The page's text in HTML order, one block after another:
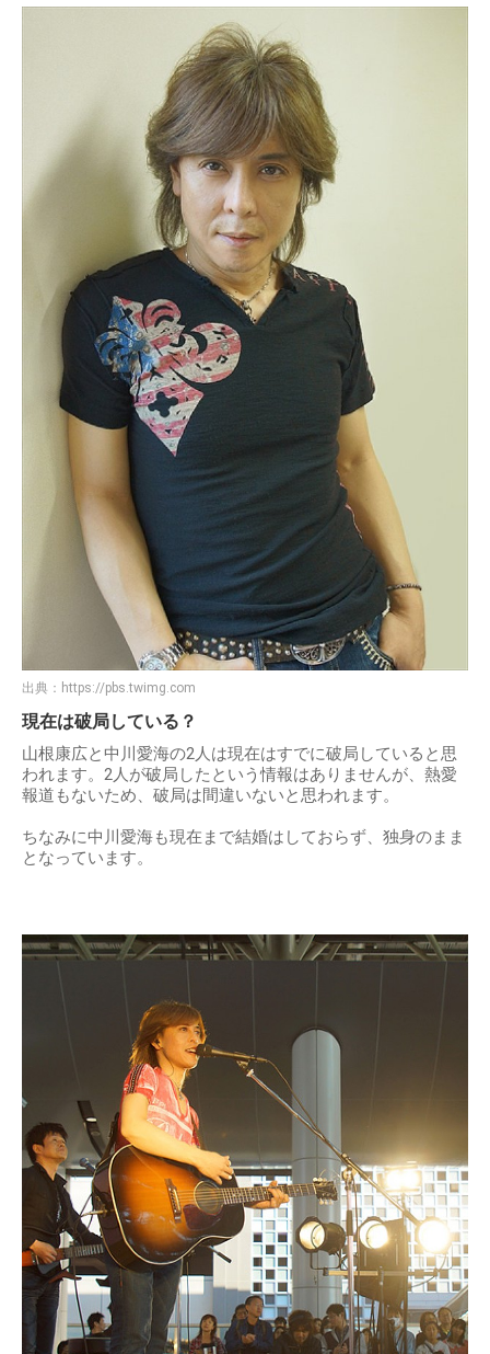
出典： https://pbs.twimg.com
現在は破局している？
山根康広と中川愛海の2人は現在はすでに破局していると思
われます。2人が破局したという情報はありませんが、熱愛
報道もないため、破局は間違いないと思われます。
ちなみに中川愛海も現在まで結婚はしておらず、独身のまま
となっています。